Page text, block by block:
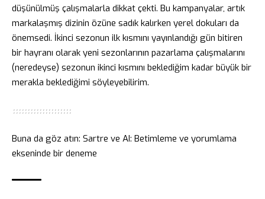
düşünülmüş çalışmalarla dikkat çekti. Bu kampanyalar, artık
markalaşmış dizinin özüne sadık kalırken yerel dokuları da
önemsedi. İkinci sezonun ilk kısmını yayınlandığı gün bitiren
bir hayranı olarak yeni sezonlarının pazarlama çalışmalarını
(neredeyse) sezonun ikinci kısmını beklediğim kadar büyük bir
merakla beklediğimi söyleyebilirim.
Buna da göz atın: Sartre ve AI: Betimleme ve yorumlama
ekseninde bir deneme